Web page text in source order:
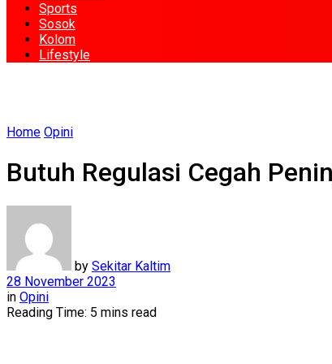
Sports
Sosok
Kolom
Lifestyle
Home Opini
Butuh Regulasi Cegah
by Sekitar Kaltim
28 November 2023
in Opini
Reading Time: 5 mins read